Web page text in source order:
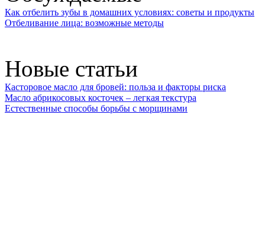
Как отбелить зубы в домашних условиях: советы и продукты
Отбеливание лица: возможные методы
Новые статьи
Касторовое масло для бровей: польза и факторы риска
Масло абрикосовых косточек – легкая текстура
Естественные способы борьбы с морщинами